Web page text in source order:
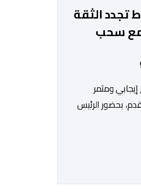
تجدد الثقة
مع سحب
ومثمر
بحضور الرئيس
التنفيذية